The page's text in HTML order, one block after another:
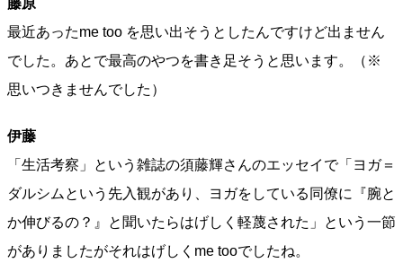
藤原
最近あったme too を思い出そうとしたんですけど出ません
でした。あとで最高のやつを書き足そうと思います。（※
思いつきませんでした）
伊藤
「生活考察」という雑誌の須藤輝さんのエッセイで「ヨガ＝
ダルシムという先入観があり、ヨガをしている同僚に『腕と
か伸びるの？』と聞いたらはげしく軽蔑された」という一節
がありましたがそれはげしくme tooでしたね。